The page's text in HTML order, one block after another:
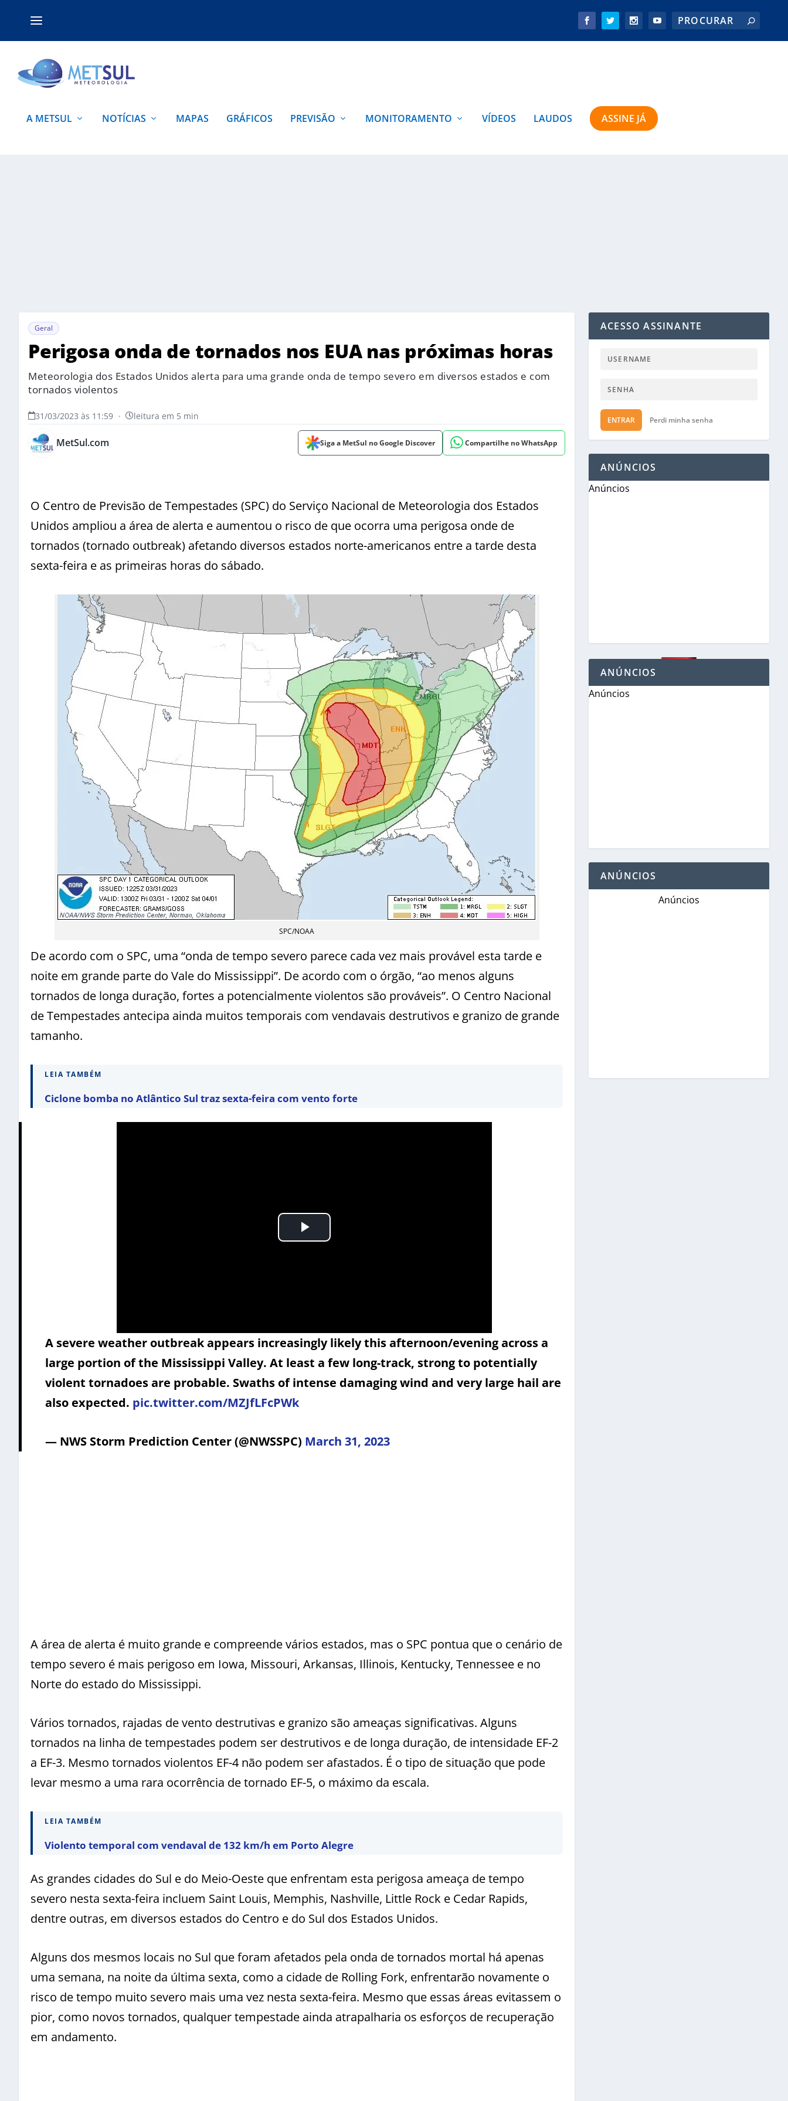
A METSUL NOTÍCIAS MAPAS GRÁFICOS PREVISÃO MONITORAMENTO VÍDEOS LAUDOS ASSINE JÁ
Geral
Perigosa onda de tornados nos EUA nas próximas horas
Meteorologia dos Estados Unidos alerta para uma grande onda de tempo severo em diversos estados e com
tornados violentos
31/03/2023 às 11:59 • leitura em 5 min
MetSul.com Siga a MetSul no Google Discover Compartilhe no WhatsApp
O Centro de Previsão de Tempestades (SPC) do Serviço Nacional de Meteorologia dos Estados
Unidos ampliou a área de alerta e aumentou o risco de que ocorra uma perigosa onde de
tornados (tornado outbreak) afetando diversos estados norte-americanos entre a tarde desta
sexta-feira e as primeiras horas do sábado.
SPC/NOAA
De acordo com o SPC, uma “onda de tempo severo parece cada vez mais provável esta tarde e
noite em grande parte do Vale do Mississippi”. De acordo com o órgão, “ao menos alguns
tornados de longa duração, fortes a potencialmente violentos são prováveis”. O Centro Nacional
de Tempestades antecipa ainda muitos temporais com vendavais destrutivos e granizo de grande
tamanho.
LEIA TAMBÉM
Ciclone bomba no Atlântico Sul traz sexta-feira com vento forte
A severe weather outbreak appears increasingly likely this afternoon/evening across a
large portion of the Mississippi Valley. At least a few long-track, strong to potentially
violent tornadoes are probable. Swaths of intense damaging wind and very large hail are
also expected. pic.twitter.com/MZJfLFcPWk
— NWS Storm Prediction Center (@NWSSPC) March 31, 2023
A área de alerta é muito grande e compreende vários estados, mas o SPC pontua que o cenário de
tempo severo é mais perigoso em Iowa, Missouri, Arkansas, Illinois, Kentucky, Tennessee e no
Norte do estado do Mississippi.
Vários tornados, rajadas de vento destrutivas e granizo são ameaças significativas. Alguns
tornados na linha de tempestades podem ser destrutivos e de longa duração, de intensidade EF-2
a EF-3. Mesmo tornados violentos EF-4 não podem ser afastados. É o tipo de situação que pode
levar mesmo a uma rara ocorrência de tornado EF-5, o máximo da escala.
LEIA TAMBÉM
Violento temporal com vendaval de 132 km/h em Porto Alegre
As grandes cidades do Sul e do Meio-Oeste que enfrentam esta perigosa ameaça de tempo
severo nesta sexta-feira incluem Saint Louis, Memphis, Nashville, Little Rock e Cedar Rapids,
dentre outras, em diversos estados do Centro e do Sul dos Estados Unidos.
Alguns dos mesmos locais no Sul que foram afetados pela onda de tornados mortal há apenas
uma semana, na noite da última sexta, como a cidade de Rolling Fork, enfrentarão novamente o
risco de tempo muito severo mais uma vez nesta sexta-feira. Mesmo que essas áreas evitassem o
pior, como novos tornados, qualquer tempestade ainda atrapalharia os esforços de recuperação
em andamento.
ACESSO ASSINANTE
ENTRAR Perdi minha senha
ANÚNCIOS
Anúncios
ANÚNCIOS
Anúncios
ANÚNCIOS
Anúncios